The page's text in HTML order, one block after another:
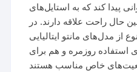
پیدا کند که به استایل‌های
حال راحت علاقه دارند. در
مدل‌های مانتو ایتالیایی
استفاده روزمره و هم برای